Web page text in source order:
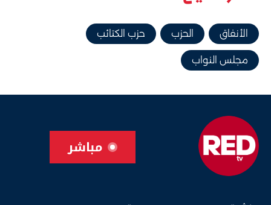
الأنفاق الحزب حزب الكتائب
مجلس النواب
مباشر